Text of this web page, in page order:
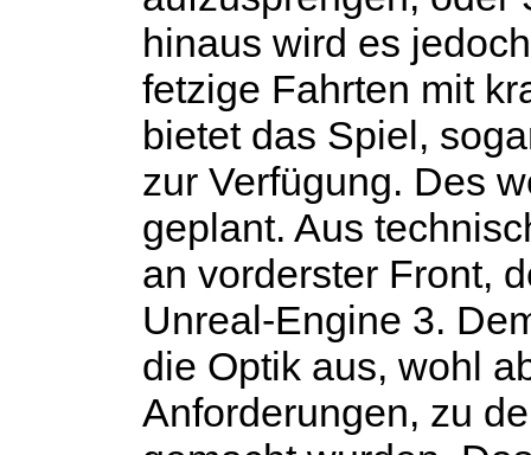
hinaus wird es
fetzige Fahrten mit
bietet das Spiel,
zur Verfügung. Des
geplant. Aus
an vorderster Front,
Unreal-Engine 3.
die Optik aus, wohl
Anforderungen, zu